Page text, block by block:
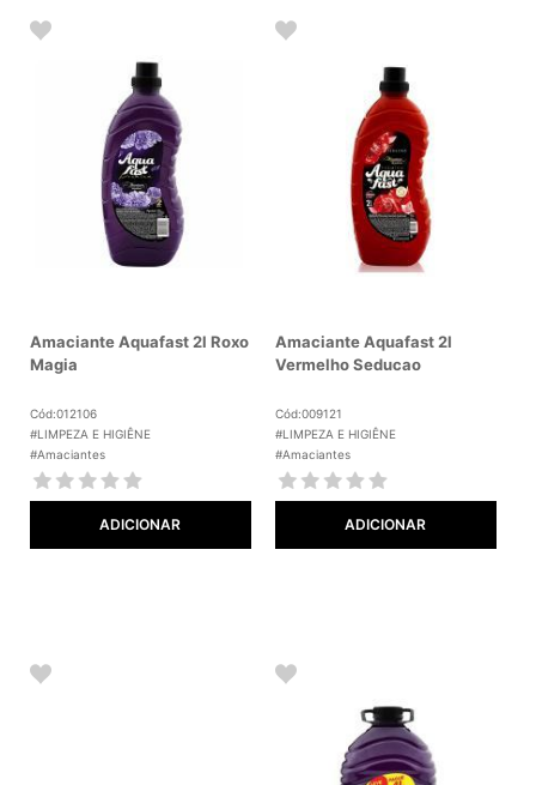
Amaciante Aquafast 2l Roxo
Magia
Cód:012106
#LIMPEZA E HIGIÊNE
#Amaciantes
ADICIONAR
Amaciante Aquafast 2l
Vermelho Seducao
Cód:009121
#LIMPEZA E HIGIÊNE
#Amaciantes
ADICIONAR